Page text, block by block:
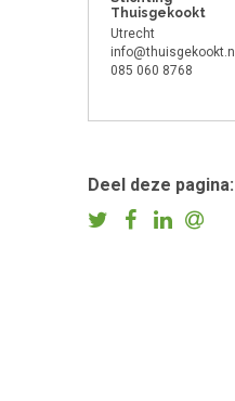
Thuisgekookt
Utrecht
info@thuisgekookt.nl
085 060 8768
Deel deze pagina: